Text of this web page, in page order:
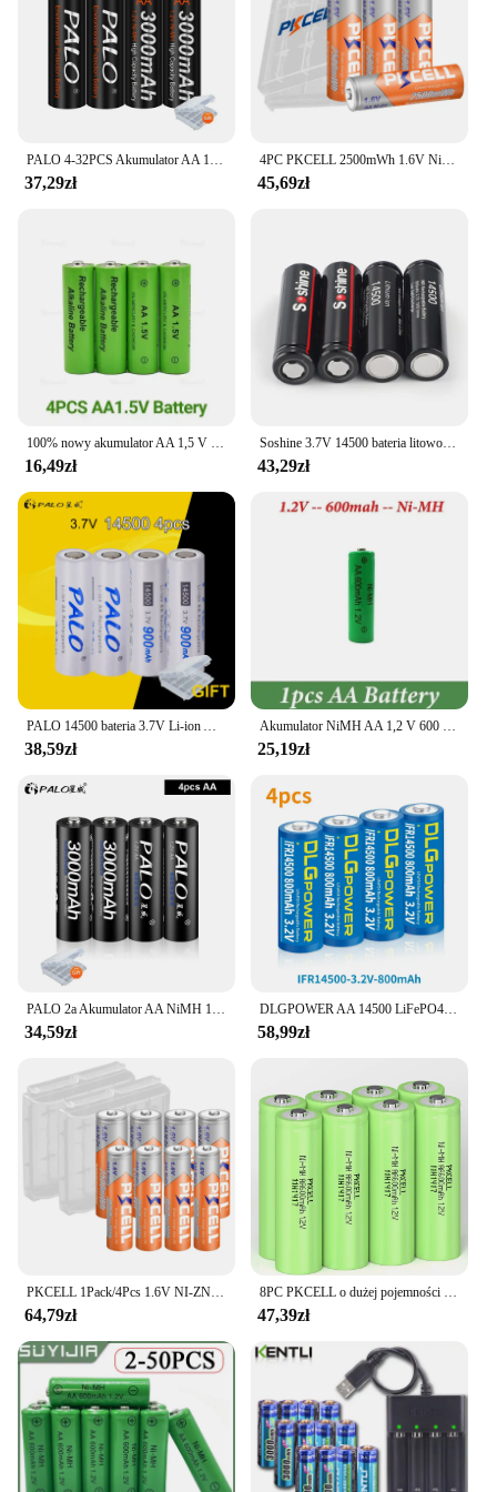
PALO 4-32PCS Akumulator AA 1.2V NIMH AA 3000mAh Niskie samowyładowanie akumulatorów AA NI-MH do aparatu samochodzik-zabawka + etui na baterię
37,29zł
4PC PKCELL 2500mWh 1.6V Ni-Zn AA Akumulatory 2A AA NIZN Baterie do aparatów fotograficznych Baterie do zabawek z 1PC AA Battery Holder Box
45,69zł
100% nowy akumulator AA 1,5 V 4800 mah ładowany do zegara zabawki latarka zdalnie sterowana bateria aparatu + ładowarka!
16,49zł
Soshine 3.7V 14500 bateria litowo-jonowa bateria litowa AA 900mAh akumulator 1000 razy do kalkulatora LED latarka
43,29zł
PALO 14500 bateria 3.7V Li-ion AA bateria 14500 akumulator chroniony obudowa baterii 3.7v 14500 bateria
38,59zł
Akumulator NiMH AA 1,2 V 600 mAh Nadaje się do budzika MP3/MP4 Latarka Zabawki Golarka elektryczna Pilot zdalnego sterowania
25,19zł
PALO 2a Akumulator AA NiMH 1.2V 3000mAh Aa Akumulatory do zdalnego sterowania kamerą zabawkową 1.2v Bateria Aa
34,59zł
DLGPOWER AA 14500 LiFePO4 bateria 3.2V 800mAh akumulator 2000 cykl rozładowania latarka bezprzewodowa mysz klawiatura zabawka
58,99zł
PKCELL 1Pack/4Pcs 1.6V NI-ZN AA Akumulator 2500mwh + 1Pack/4Pcs AAA Baterie w 900mwh Do Zabawek Mikrofon Radio
64,79zł
8PC PKCELL o dużej pojemności ni-mh AA 600mAh akumulatory 2A 1.2V naładuj baterię do ogrodowej lampy lampa słoneczna
47,39zł